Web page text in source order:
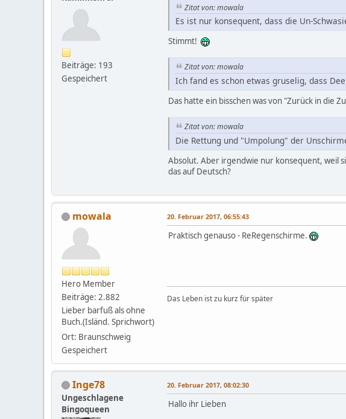
Beiträge: 193
Gespeichert
Zitat von: mowala
Es ist nur konsequent, dass die Un-
Stimmt!
Zitat von: mowala
Ich fand es schon etwas gruselig, dass
Das hatte ein bisschen was von "Zurück in die
Zitat von: mowala
Die Rettung und "Umpolung" der
Absolut. Aber irgendwie nur konsequent, weil
das auf Deutsch?
mowala
Hero Member
Beiträge: 2.882
Lieber barfuß als ohne
Buch.(Isländ. Sprichwort)
Ort: Braunschweig
Gespeichert
20. Februar 2017, 06:55:43
Praktisch genauso - ReRegenschirme.
Das Leben ist zu kurz für später
Inge78
Ungeschlagene
Bingoqueen
20. Februar 2017, 08:02:30
Hallo ihr Lieben